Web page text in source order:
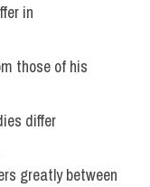
in
those of his
differ
greatly between